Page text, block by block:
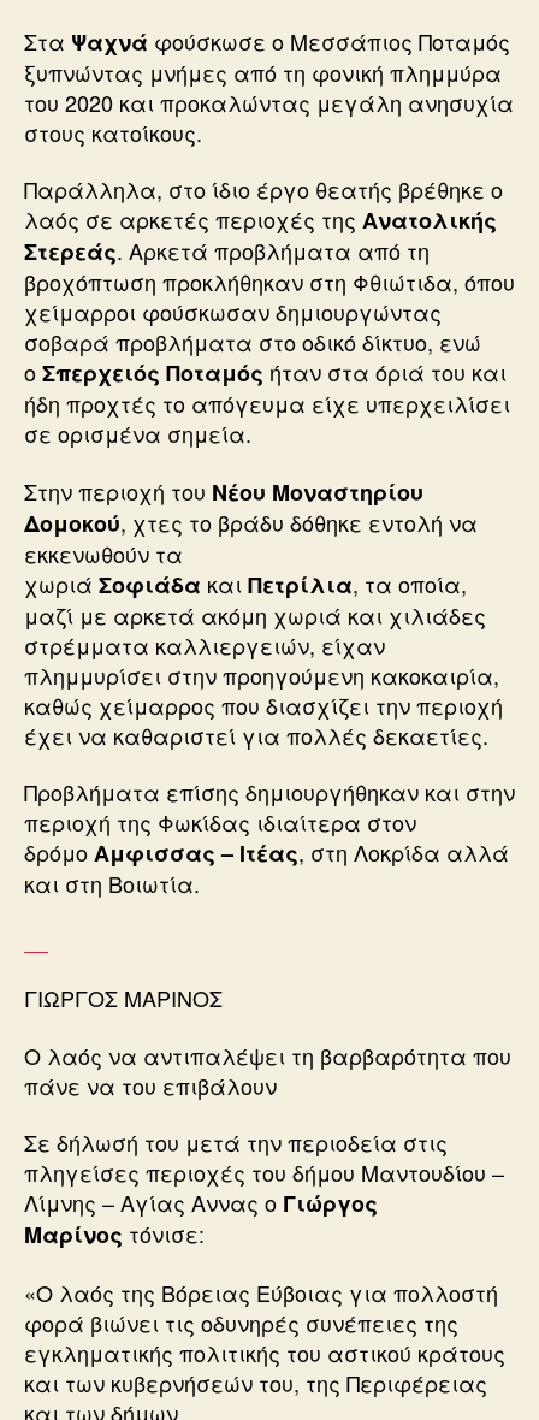
Στα Ψαχνά φούσκωσε ο Μεσσάπιος Ποταμός
ξυπνώντας μνήμες από τη φονική πλημμύρα
του 2020 και προκαλώντας μεγάλη ανησυχία
στους κατοίκους.
Παράλληλα, στο ίδιο έργο θεατής βρέθηκε ο
λαός σε αρκετές περιοχές της Ανατολικής
Στερεάς. Αρκετά προβλήματα από τη
βροχόπτωση προκλήθηκαν στη Φθιώτιδα, όπου
χείμαρροι φούσκωσαν δημιουργώντας
σοβαρά προβλήματα στο οδικό δίκτυο, ενώ
οΣπερχειός Ποταμός ήταν στα όριά του και
ήδη προχτές το απόγευμα είχε υπερχειλίσει
σε ορισμένα σημεία.
Στην περιοχή του Νέου Μοναστηρίου
Δομοκού, χτες το βράδυ δόθηκε εντολή να
εκκενωθούν τα
χωριά Σοφιάδα καιΠετρίλια, τα οποία,
μαζί με αρκετά ακόμη χωριά και χιλιάδες
στρέμματα καλλιεργειών, είχαν
πλημμυρίσει στην προηγούμενη κακοκαιρία,
καθώς χείμαρρος που διασχίζει την περιοχή
έχει να καθαριστεί για πολλές δεκαετίες.
Προβλήματα επίσης δημιουργήθηκαν και στην
περιοχή της Φωκίδας ιδιαίτερα στον
δρόμοΑμφισσας – Ιτέας, στη Λοκρίδα αλλά
και στη Βοιωτία.
ΓΙΩΡΓΟΣ ΜΑΡΙΝΟΣ
Ο λαός να αντιπαλέψει τη βαρβαρότητα που
πάνε να του επιβάλουν
Σε δήλωσή του μετά την περιοδεία στις
πληγείσες περιοχές του δήμου Μαντουδίου –
Λίμνης – Αγίας Αννας ο Γιώργος
Μαρίνος τόνισε:
«Ο λαός της Βόρειας Εύβοιας για πολλοστή
φορά βιώνει τις οδυνηρές συνέπειες της
εγκληματικής πολιτικής του αστικού κράτους
και των κυβερνήσεών του, της Περιφέρειας
και των δήμων.